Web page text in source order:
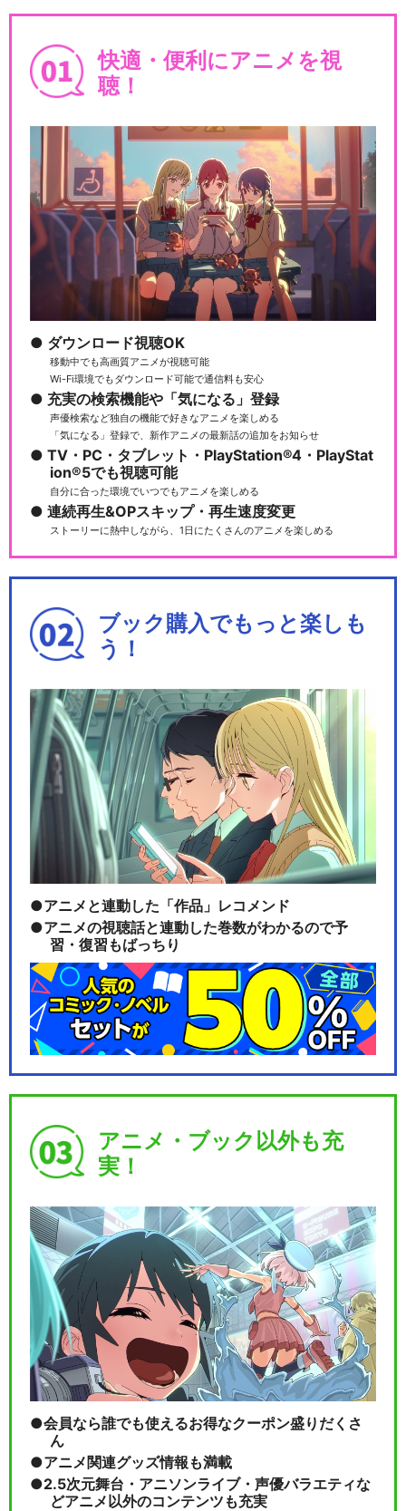
快適・便利にアニメを視
聴！
ダウンロード視聴OK
移動中でも高画質アニメが視聴可能
Wi-Fi環境でもダウンロード可能で通信料も安心
充実の検索機能や「気になる」登録
声優検索など独自の機能で好きなアニメを楽しめる
「気になる」登録で、新作アニメの最新話の追加をお知らせ
TV・PC・タブレット・PlayStation®4・PlayStat
ion®5でも視聴可能
自分に合った環境でいつでもアニメを楽しめる
連続再生&OPスキップ・再生速度変更
ストーリーに熱中しながら、1日にたくさんのアニメを楽しめる
ブック購入でもっと楽しも
う！
アニメと連動した「作品」レコメンド
アニメの視聴話と連動した巻数がわかるので予
習・復習もばっちり
アニメ・ブック以外も充
実！
会員なら誰でも使えるお得なクーポン盛りだくさ
ん
アニメ関連グッズ情報も満載
2.5次元舞台・アニソンライブ・声優バラエティな
どアニメ以外のコンテンツも充実